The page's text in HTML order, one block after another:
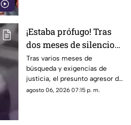
¡Estaba prófugo! Tras
dos meses de silencio
detuvieron a Jorge "N",
agresor de Paula
Tras varios meses de
búsqueda y exigencias de
justicia, el presunto agresor de
Paula Fajardo fue localizado y
agosto 06, 2026 07:15 p. m.